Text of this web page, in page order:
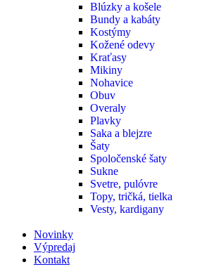
Blúzky a košele
Bundy a kabáty
Kostýmy
Kožené odevy
Kraťasy
Mikiny
Nohavice
Obuv
Overaly
Plavky
Saka a blejzre
Šaty
Spoločenské šaty
Sukne
Svetre, pulóvre
Topy, tričká, tielka
Vesty, kardigany
Novinky
Výpredaj
Kontakt